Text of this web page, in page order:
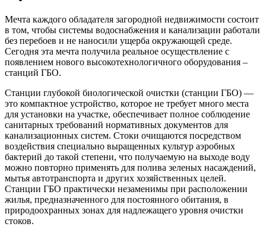
Мечта каждого обладателя загородной недвижимости состоит
в том, чтобы системы водоснабжения и канализации работали
без перебоев и не наносили ущерба окружающей среде.
Сегодня эта мечта получила реальное осуществление с
появлением нового высокотехнологичного оборудования –
станций ГБО.
Станции глубокой биологической очистки (станции ГБО) —
это компактное устройство, которое не требует много места
для установки на участке, обеспечивает полное соблюдение
санитарных требований нормативных документов для
канализационных систем. Стоки очищаются посредством
воздействия специально выращенных культур аэробных
бактерий до такой степени, что получаемую на выходе воду
можно повторно применять для полива зеленых насаждений,
мытья автотранспорта и других хозяйственных целей.
Станции ГБО практически незаменимы при расположении
жилья, предназначенного для постоянного обитания, в
природоохранных зонах для надлежащего уровня очистки
стоков.